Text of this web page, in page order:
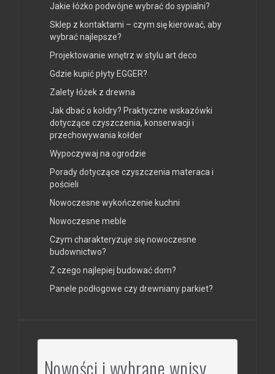
Jakie łóżko podwójne wybrać do sypialni?
Sklep z kontaktami – czym się kierować, aby
wybrać najlepsze?
Projektowanie wnętrz w stylu art deco
Gdzie kupić płyty EGGER?
Zalety łóżek z drewna
Jak dbać o kołdry? Praktyczne wskazówki
dotyczące czyszczenia, konserwacji i
przechowywania kołder
Wypoczywaj na ogrodzie
Porady dotyczące czyszczenia materaca i
pościeli
Nowoczesne wykończenie kuchni
Nowoczesne meble
Czym charakteryzuje się nowoczesne
budownictwo?
Z czego najlepiej budować dom?
Panele podłogowe czy drewniany parkiet?
Nowości i wybrane wpisy